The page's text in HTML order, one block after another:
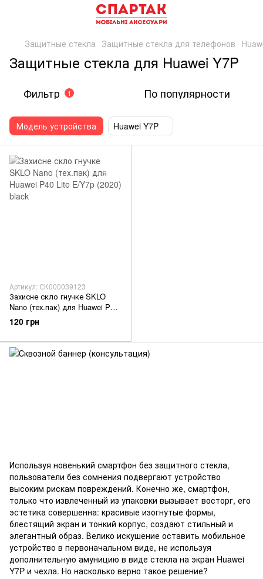
Защитные стекла Защитные стекла для телефонов
Защитные стекла для Huawei Y7P
Фильтр 1 По популярности
Модель устройства Huawei Y7P
Артикул: СК000039123
Захисне скло гнучке SKLO
Nano (тех.пак) для Huawei P40
Lite E/Y7p (2020) black
120 грн
Используя новенький смартфон без защитного стекла,
пользователи без сомнения подвергают устройство
высоким рискам повреждений. Конечно же, смартфон,
только что извлеченный из упаковки вызывает восторг, его
эстетика совершенна: красивые изогнутые формы,
блестящий экран и тонкий корпус, создают стильный и
элегантный образ. Велико искушение оставить мобильное
устройство в первоначальном виде, не используя
дополнительную амуницию в виде стекла на экран Huawei
Y7P и чехла. Но насколько верно такое решение?